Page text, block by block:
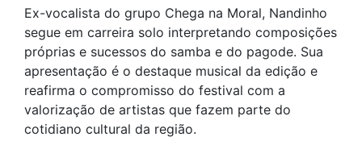
Ex-vocalista do grupo Chega na Moral, Nandinho
segue em carreira solo interpretando composições
próprias e sucessos do samba e do pagode. Sua
apresentação é o destaque musical da edição e
reafirma o compromisso do festival com a
valorização de artistas que fazem parte do
cotidiano cultural da região.